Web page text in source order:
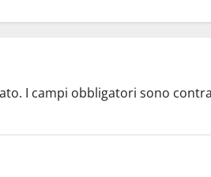
I campi obbligatori sono